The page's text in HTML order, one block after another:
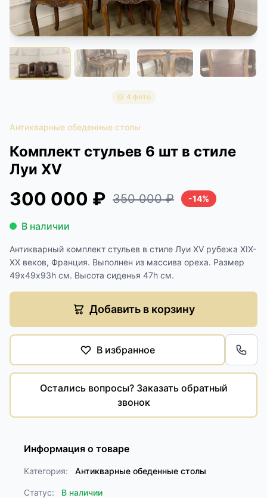
4 фото
Антикварные обеденные столы
Комплект стульев 6 шт в стиле
Луи XV
300 000 ₽ 350 000 ₽ -14%
В наличии
Антикварный комплект стульев в стиле Луи XV рубежа XIX-
XX веков, Франция. Выполнен из массива ореха. Размер
49х49х93h см. Высота сиденья 47h см.
Добавить в корзину
В избранное
Остались вопросы? Заказать обратный
звонок
Информация о товаре
Категория: Антикварные обеденные столы
Статус: В наличии